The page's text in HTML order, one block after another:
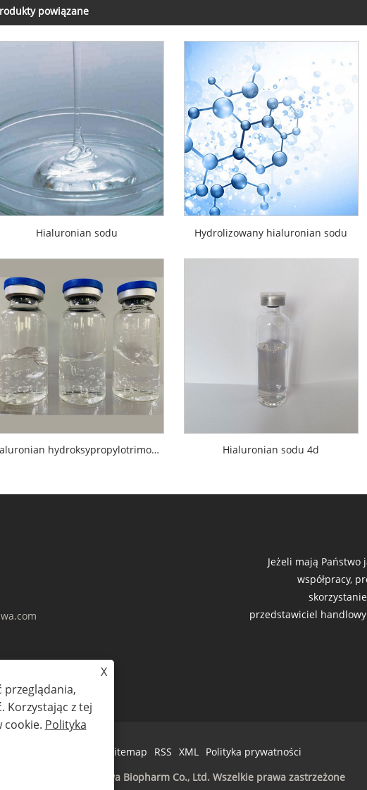
powiązane
Hialuronian sodu Hydrolizowany hialuronian sodu
Hialuronian hydroksypropylotrimoniowy Hialuronian sodu 4d
Jeżeli mają
współpracy,
przedstawiciel
Sitemap RSS XML
Polityka prywatności
autorskie © 2023 Amhwa Biopharm Co., Ltd. Wszelkie prawa zastrzeżone
X
przeglądania,
Korzystając z tej
cookie. Polityka